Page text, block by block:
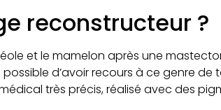
reconstructeur ?
et le mamelon après une
d’avoir recours à ce genre
très précis, réalisé avec des